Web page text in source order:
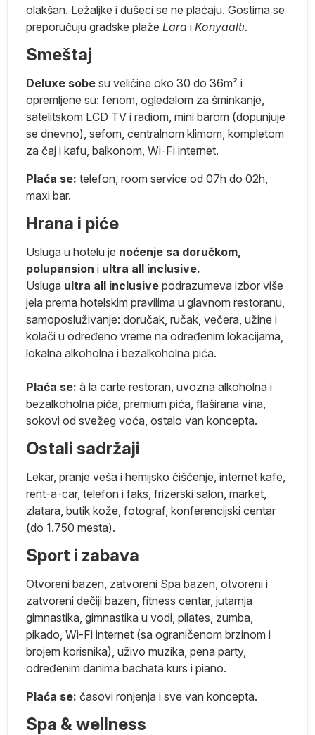
olakšan. Ležaljke i dušeci se ne plaćaju. Gostima se
preporučuju gradske plaže Lara i Konyaaltı.
Smeštaj
Deluxe sobe su veličine oko 30 do 36m² i
opremljene su: fenom, ogledalom za šminkanje,
satelitskom LCD TV i radiom, mini barom (dopunjuje
se dnevno), sefom, centralnom klimom, kompletom
za čaj i kafu, balkonom, Wi-Fi internet.
Plaća se: telefon, room service od 07h do 02h,
maxi bar.
Hrana i piće
Usluga u hotelu je noćenje sa doručkom,
polupansion i ultra all inclusive.
Usluga ultra all inclusive podrazumeva izbor više
jela prema hotelskim pravilima u glavnom restoranu,
samoposluživanje: doručak, ručak, večera, užine i
kolači u određeno vreme na određenim lokacijama,
lokalna alkoholna i bezalkoholna pića.
Plaća se: à la carte restoran, uvozna alkoholna i
bezalkoholna pića, premium pića, flaširana vina,
sokovi od svežeg voća, ostalo van koncepta.
Ostali sadržaji
Lekar, pranje veša i hemijsko čišćenje, internet kafe,
rent-a-car, telefon i faks, frizerski salon, market,
zlatara, butik kože, fotograf, konferencijski centar
(do 1.750 mesta).
Sport i zabava
Otvoreni bazen, zatvoreni Spa bazen, otvoreni i
zatvoreni dečiji bazen, fitness centar, jutarnja
gimnastika, gimnastika u vodi, pilates, zumba,
pikado, Wi-Fi internet (sa ograničenom brzinom i
brojem korisnika), uživo muzika, pena party,
određenim danima bachata kurs i piano.
Plaća se: časovi ronjenja i sve van koncepta.
Spa & wellness